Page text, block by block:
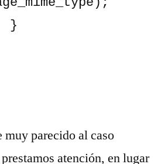
muy parecido al caso
atención, en lugar